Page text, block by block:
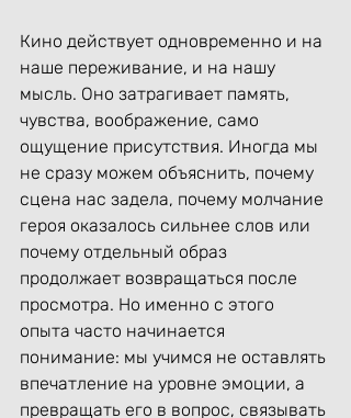
Кино действует одновременно и на
наше переживание, и на нашу
мысль. Оно затрагивает память,
чувства, воображение, само
ощущение присутствия. Иногда мы
не сразу можем объяснить, почему
сцена нас задела, почему молчание
героя оказалось сильнее слов или
почему отдельный образ
продолжает возвращаться после
просмотра. Но именно с этого
опыта часто начинается
понимание: мы учимся не оставлять
впечатление на уровне эмоции, а
превращать его в вопрос, связывать